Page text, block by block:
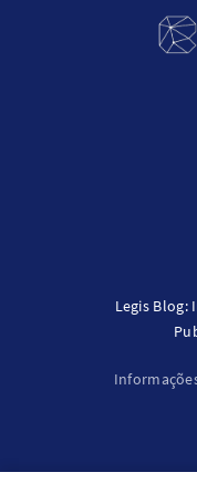
Legis Blog: